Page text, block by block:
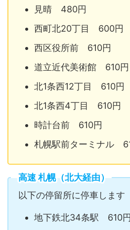
見晴 480円
西町北20丁目 600円
西区役所前 610円
道立近代美術館 610円
北1条西12丁目 610円
北1条西4丁目 610円
時計台前 610円
札幌駅前ターミナル
高速 札幌（北大経由）
以下の停留所に停車します
地下鉄北34条駅 610円